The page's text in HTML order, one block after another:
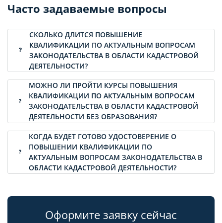
Часто задаваемые вопросы
СКОЛЬКО ДЛИТСЯ ПОВЫШЕНИЕ
КВАЛИФИКАЦИИ ПО АКТУАЛЬНЫМ ВОПРОСАМ
ЗАКОНОДАТЕЛЬСТВА В ОБЛАСТИ КАДАСТРОВОЙ
ДЕЯТЕЛЬНОСТИ?
МОЖНО ЛИ ПРОЙТИ КУРСЫ ПОВЫШЕНИЯ
КВАЛИФИКАЦИИ ПО АКТУАЛЬНЫМ ВОПРОСАМ
ЗАКОНОДАТЕЛЬСТВА В ОБЛАСТИ КАДАСТРОВОЙ
ДЕЯТЕЛЬНОСТИ БЕЗ ОБРАЗОВАНИЯ?
КОГДА БУДЕТ ГОТОВО УДОСТОВЕРЕНИЕ О
ПОВЫШЕНИИ КВАЛИФИКАЦИИ ПО
АКТУАЛЬНЫМ ВОПРОСАМ ЗАКОНОДАТЕЛЬСТВА В
ОБЛАСТИ КАДАСТРОВОЙ ДЕЯТЕЛЬНОСТИ?
Оформите заявку сейчас